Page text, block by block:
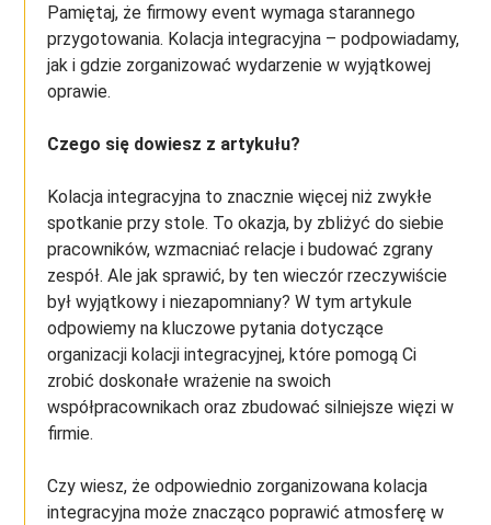
Pamiętaj, że firmowy event wymaga starannego
przygotowania. Kolacja integracyjna – podpowiadamy,
jak i gdzie zorganizować wydarzenie w wyjątkowej
oprawie.
Czego się dowiesz z artykułu?
Kolacja integracyjna to znacznie więcej niż zwykłe
spotkanie przy stole. To okazja, by zbliżyć do siebie
pracowników, wzmacniać relacje i budować zgrany
zespół. Ale jak sprawić, by ten wieczór rzeczywiście
był wyjątkowy i niezapomniany? W tym artykule
odpowiemy na kluczowe pytania dotyczące
organizacji kolacji integracyjnej, które pomogą Ci
zrobić doskonałe wrażenie na swoich
współpracownikach oraz zbudować silniejsze więzi w
firmie.
Czy wiesz, że odpowiednio zorganizowana kolacja
integracyjna może znacząco poprawić atmosferę w